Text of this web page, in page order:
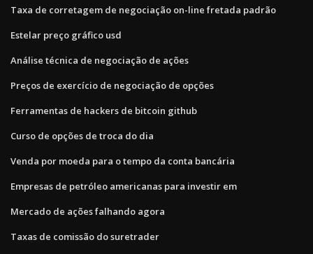
Taxa de corretagem de negociação on-line fretada padrão
Estelar preço gráfico usd
Análise técnica de negociação de ações
Preços de exercício de negociação de opções
Ferramentas de hackers de bitcoin github
Curso de opções de troca do dia
Venda por moeda para o tempo da conta bancária
Empresas de petróleo americanas para investir em
Mercado de ações falhando agora
Taxas de comissão do suretrader